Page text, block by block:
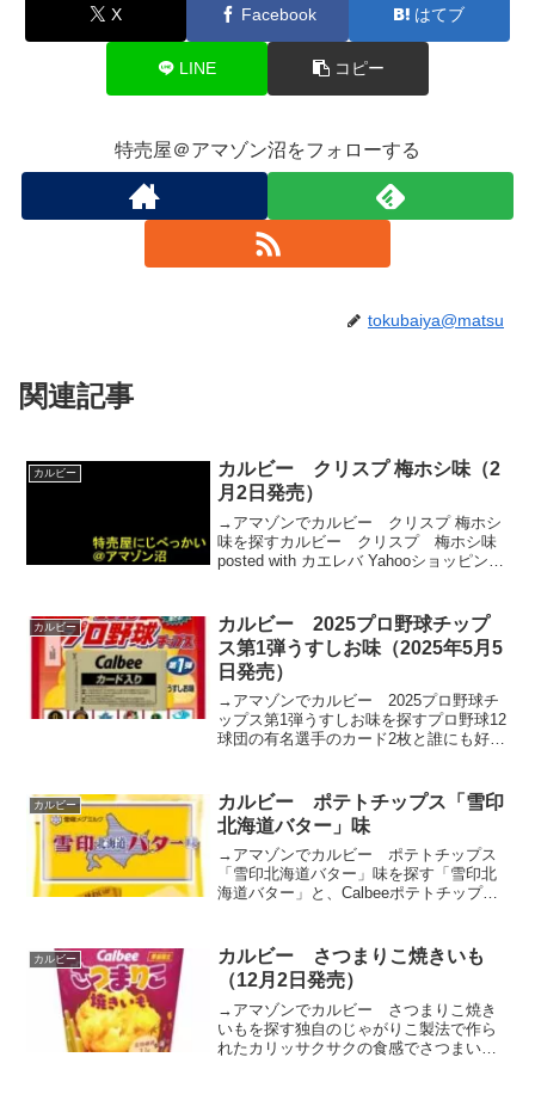
X Facebook はてブ
LINE コピー
特売屋＠アマゾン沼をフォローする
tokubaiya@matsu
関連記事
カルビー
カルビー クリスプ 梅ホシ味（2
月2日発売）
→アマゾンでカルビー クリスプ 梅ホシ
味を探すカルビー クリスプ 梅ホシ味
posted with カエレバ Yahooショッピング
のあるマッシュポテト(※)チップ...
カルビー
カルビー 2025プロ野球チップ
ス第1弾うすしお味（2025年5月5
日発売）
→アマゾンでカルビー 2025プロ野球チ
ップス第1弾うすしお味を探すプロ野球12
球団の有名選手のカード2枚と誰にも好か
ードホルダーをプレゼント!カルビー
2025 プロ...
カルビー
カルビー ポテトチップス「雪印
北海道バター」味
→アマゾンでカルビー ポテトチップス
「雪印北海道バター」味を探す「雪印北
海道バター」と、Calbeeポテトチップス
あの「雪印北海道バター」(※)のおいしさ
をポテトチップ...
カルビー
カルビー さつまりこ焼きいも
（12月2日発売）
→アマゾンでカルビー さつまりこ焼き
いもを探す独自のじゃがりこ製法で作ら
れたカリッサクサクの食感でさつまいも